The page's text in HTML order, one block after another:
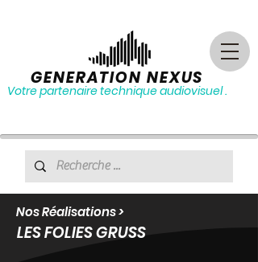
Votre partenaire technique audiovisuel .
GENERATION NEXUS
Nos Réalisations >
LES FOLIES GRUSS